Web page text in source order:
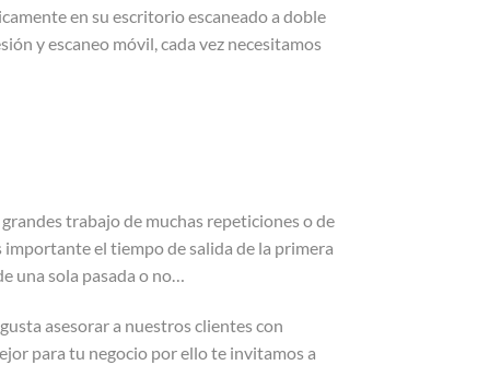
en su escritorio escaneado a doble
y escaneo móvil, cada vez necesitamos
trabajo de muchas repeticiones o de
importante el tiempo de salida de la primera
una sola pasada o no…
asesorar a nuestros clientes con
para tu negocio por ello te invitamos a